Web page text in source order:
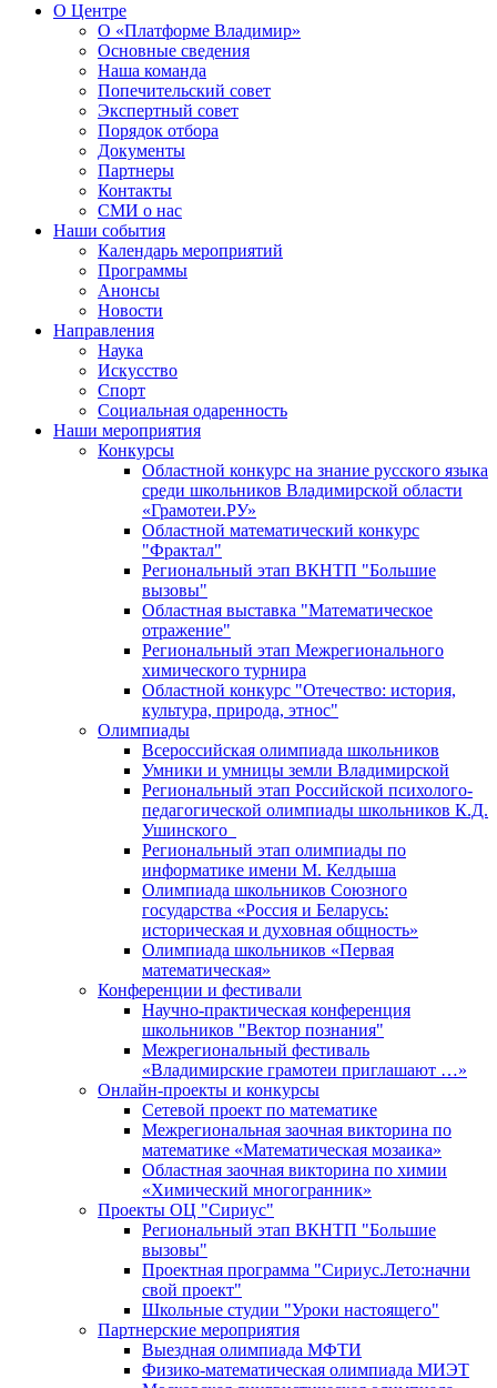
О Центре
О «Платформе Владимир»
Основные сведения
Наша команда
Попечительский совет
Экспертный совет
Порядок отбора
Документы
Партнеры
Контакты
СМИ о нас
Наши события
Календарь мероприятий
Программы
Анонсы
Новости
Направления
Наука
Искусство
Спорт
Социальная одаренность
Наши мероприятия
Конкурсы
Областной конкурс на знание русского языка
среди школьников Владимирской области
«Грамотеи.РУ»
Областной математический конкурс
"Фрактал"
Региональный этап ВКНТП "Большие
вызовы"
Областная выставка "Математическое
отражение"
Региональный этап Межрегионального
химического турнира
Областной конкурс "Отечество: история,
культура, природа, этнос"
Олимпиады
Всероссийская олимпиада школьников
Умники и умницы земли Владимирской
Региональный этап Российской психолого-
педагогической олимпиады школьников К.Д.
Ушинского
Региональный этап олимпиады по
информатике имени М. Келдыша
Олимпиада школьников Союзного
государства «Россия и Беларусь:
историческая и духовная общность»
Олимпиада школьников «Первая
математическая»
Конференции и фестивали
Научно-практическая конференция
школьников "Вектор познания"
Межрегиональный фестиваль
«Владимирские грамотеи приглашают …»
Онлайн-проекты и конкурсы
Сетевой проект по математике
Межрегиональная заочная викторина по
математике «Математическая мозаика»
Областная заочная викторина по химии
«Химический многогранник»
Проекты ОЦ "Сириус"
Региональный этап ВКНТП "Большие
вызовы"
Проектная программа "Сириус.Лето:начни
свой проект"
Школьные студии "Уроки настоящего"
Партнерские мероприятия
Выездная олимпиада МФТИ
Физико-математическая олимпиада МИЭТ